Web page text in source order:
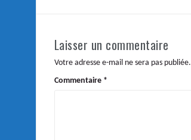
Laisser un commentaire
Votre adresse e-mail ne sera pas publiée.
Commentaire *